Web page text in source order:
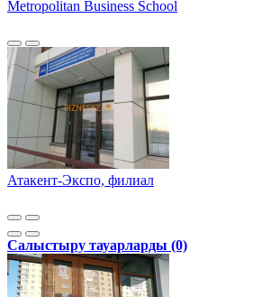
Metropolitan Business School
Атакент-Экспо, филиал
Салыстыру тауарларды (0)